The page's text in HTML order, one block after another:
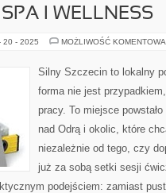
I WELLNESS
20 - 2025 MOŻLIWOŚĆ
Silny Szczecin to lokalny
forma nie jest
pracy. To miejsce
nad Odrą i okolic, które
niezależnie od tego, czy
już za sobą setki sesji
podejściem: zamiast